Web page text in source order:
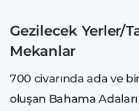
Gezilecek Yerler/
Mekanlar
700 civarında ada ve
oluşan Bahama